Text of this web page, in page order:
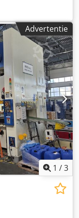
Advertentie
1 /3